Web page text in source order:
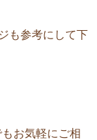
も参考にして下
お気軽にご相